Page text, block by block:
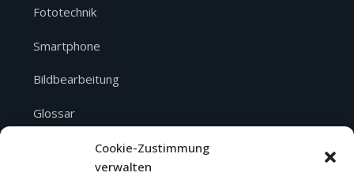
Cookie-Zustimmung
verwalten
Fototechnik
Smartphone
Bildbearbeitung
Glossar